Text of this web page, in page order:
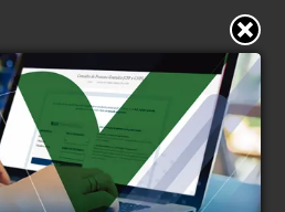
me ao infame palpite
e às trevas, trovas inúteis!
as garras, e partimos para a
moçoilas da nossa
e vividos. A poesia? Ficou